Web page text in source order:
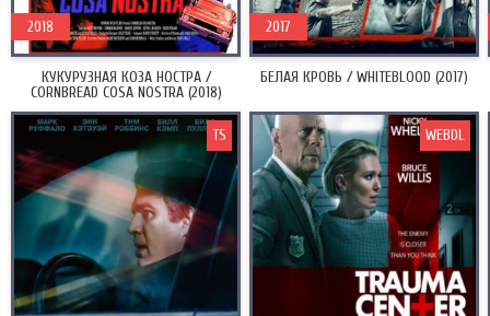
КУКУРУЗНАЯ КОЗА НОСТРА /
CORNBREAD COSA NOSTRA (2018)
2018
БЕЛАЯ КРОВЬ / WHITEBLOOD (2017)
2017
TS WEBDL